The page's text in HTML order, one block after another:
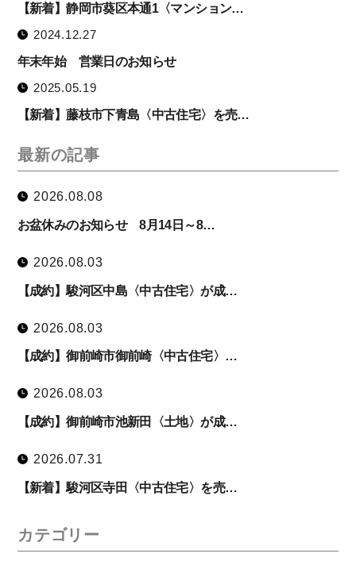
【新着】静岡市葵区本通1〈マンション…
2024.12.27
年末年始 営業日のお知らせ
2025.05.19
【新着】藤枝市下青島〈中古住宅〉を売…
最新の記事
2026.08.08
お盆休みのお知らせ 8月14日～8…
2026.08.03
【成約】駿河区中島〈中古住宅〉が成…
2026.08.03
【成約】御前崎市御前崎〈中古住宅〉…
2026.08.03
【成約】御前崎市池新田〈土地〉が成…
2026.07.31
【新着】駿河区寺田〈中古住宅〉を売…
カテゴリー